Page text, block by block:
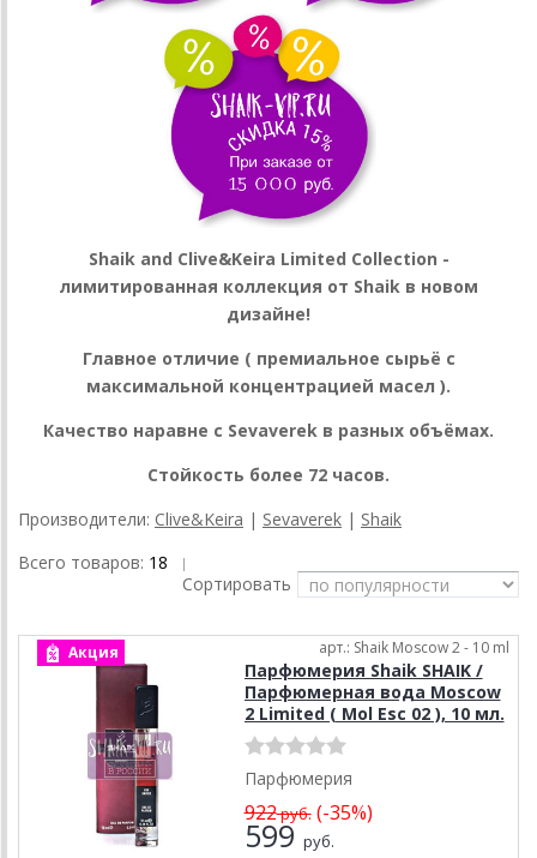
Shaik and Clive&Keira Limited Collection -
лимитированная коллекция от Shaik в новом
дизайне!
Главное отличие ( премиальное сырьё с
максимальной концентрацией масел ).
Качество наравне с Sevaverek в разных объёмах.
Стойкость более 72 часов.
Производители: Clive&Keira | Sevaverek | Shaik
Всего товаров: 18 |
Сортировать
Акция арт.: Shaik Moscow 2 - 10 ml
Парфюмерия Shaik SHAIK /
Парфюмерная вода Moscow
2 Limited ( Mol Esc 02 ), 10 мл.
Парфюмерия
922руб.(-35%)
599 руб.